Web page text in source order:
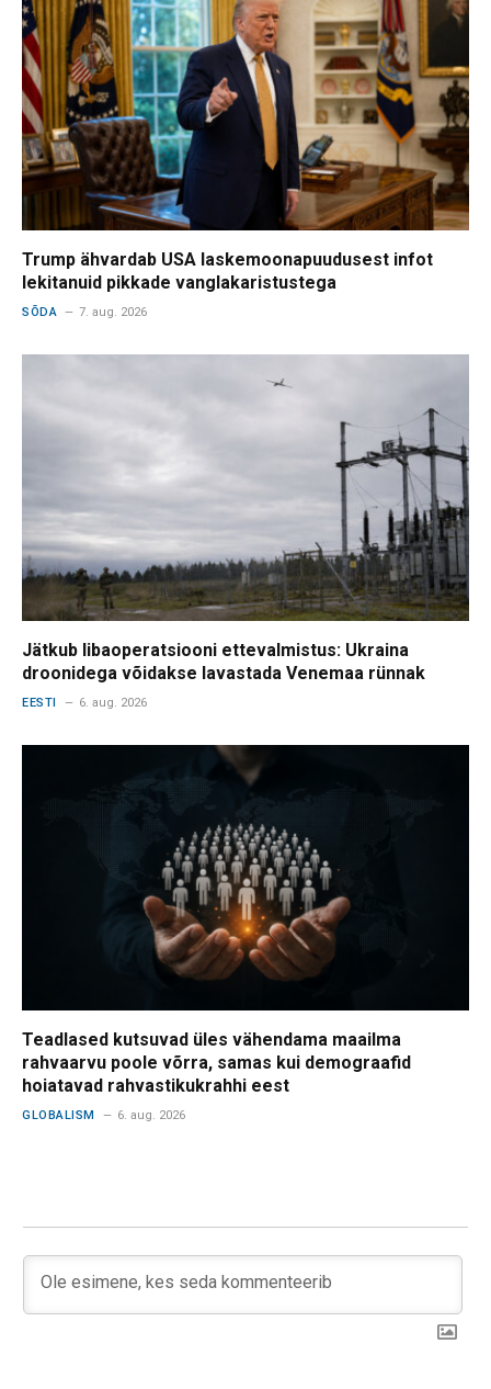
Trump ähvardab USA laskemoonapuudusest infot
lekitanuid pikkade vanglakaristustega
SÕDA 7. aug. 2026
Jätkub libaoperatsiooni ettevalmistus: Ukraina
droonidega võidakse lavastada Venemaa rünnak
EESTI 6. aug. 2026
Teadlased kutsuvad üles vähendama maailma
rahvaarvu poole võrra, samas kui demograafid
hoiatavad rahvastikukrahhi eest
GLOBALISM 6. aug. 2026